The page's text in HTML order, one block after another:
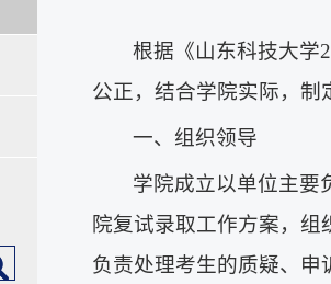
根据《山东科技大学
公正，结合学院实际，制
一、组织领导
学院成立以单位主要
院复试录取工作方案，
负责处理考生的质疑、申